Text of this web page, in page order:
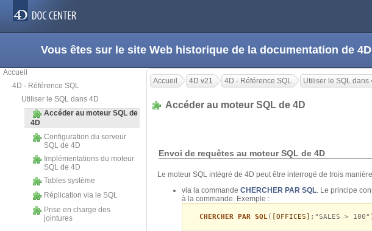
Vous êtes sur le site Web historique de la documentation de
Accueil
4D - Référence SQL
Utiliser le SQL dans 4D
Accéder au moteur SQL de
4D
Configuration du serveur
SQL de 4D
Implémentations du moteur
SQL de 4D
Tables système
Réplication via le SQL
Prise en charge des
jointures
Accueil 4D v21 4D - Référence SQL Utiliser le SQL dans
Accéder au moteur SQL de 4D
Envoi de requêtes au moteur SQL de 4D
Le moteur SQL intégré de 4D peut être interrogé de trois
via la commande CHERCHER PAR SQL. Le principe
à la commande. Exemple :
CHERCHER PAR SQL( [OFFICES] ;"SALES >